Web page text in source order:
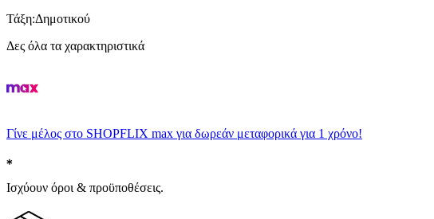
Τάξη:Δημοτικού
Δες όλα τα χαρακτηριστικά
Γίνε μέλος στο SHOPFLIX max για δωρεάν μεταφορικά για 1 χρόνο!
Ισχύουν όροι & προϋποθέσεις.